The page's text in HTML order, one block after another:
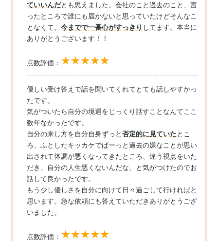
ていいんだとも思えました。会社のこと過去のこと、言
ったところで誰にも届かないと思っていたけどそんなこ
となくて。 今までで一番心がすっきり してます。本当に
ありがとうございます！！
点数評価：
優しい受け答えで話を聞いてくれてとても話しやすかっ
たです。
気がついたら自分の境遇をじっくり話すことなんてここ
数年なかったです。
自分の来し方を自分自身ずっと否定的に見ていたとこ
ろ、ふとしたキッカケでばーっと過去の嫌なことが思い
出されて体調が悪くなってきたところ、違う視点をいた
だき、自分の人生悪くないんだな、と気がつけたのでお
話して良かったです。
もう少し優しさを自分に向けて日々過ごして行ければと
思います。急な依頼にも答えていただきありがとうござ
いました。
点数評価：